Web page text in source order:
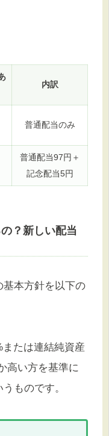
内訳
普通配当のみ
普通配当97円＋
記念配当5円
？新しい配当
本方針を以下の
たは連結純資産
高い方を基準に
ものです。